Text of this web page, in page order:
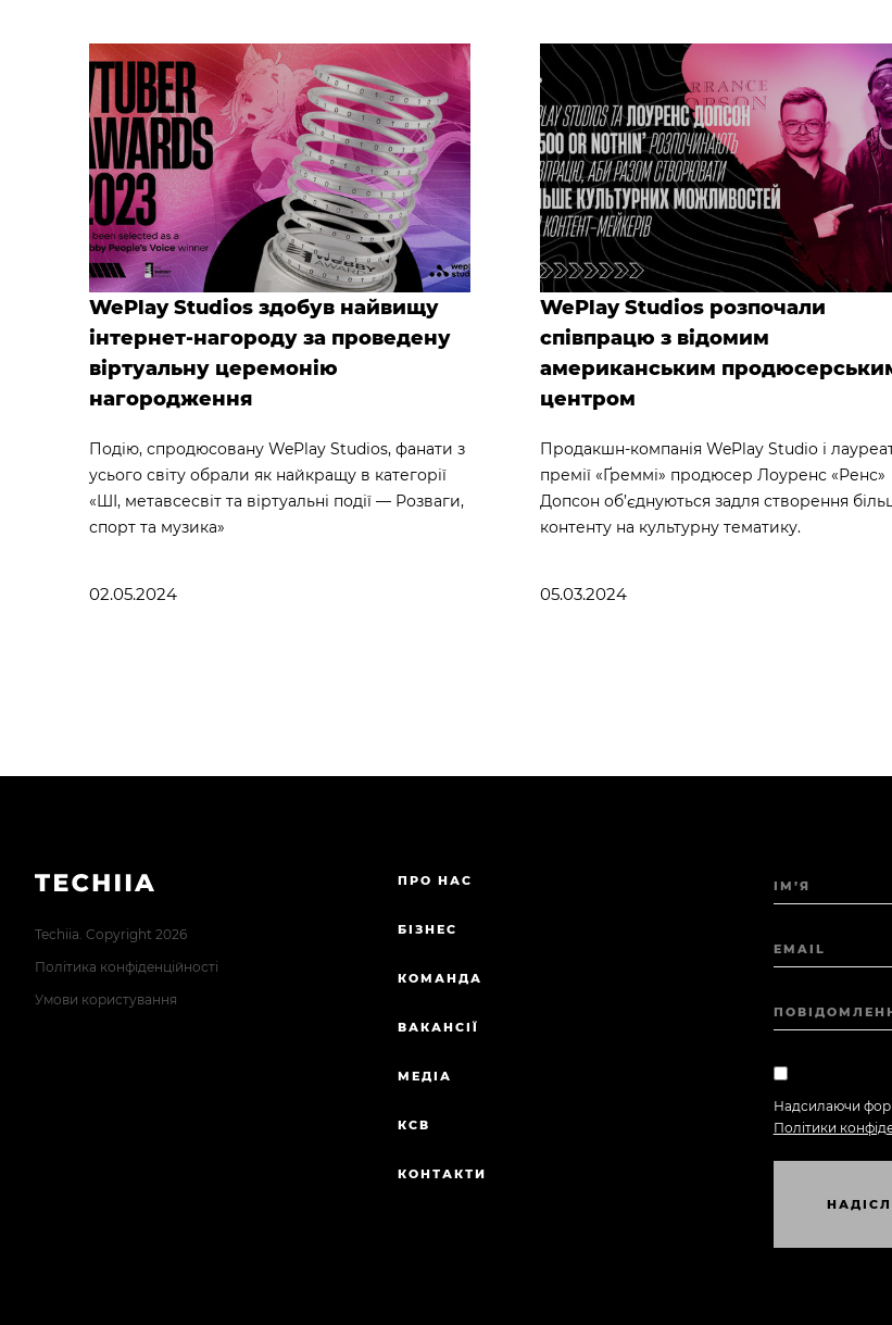
WePlay Studios здобув найвищу
інтернет-нагороду за проведену
віртуальну церемонію
нагородження
Подію, спродюсовану WePlay Studios, фанати з
усього світу обрали як найкращу в категорії
«ШІ, метавсесвіт та віртуальні події — Розваги,
спорт та музика»
02.05.2024
WePlay Studios розпочали
співпрацю з відомим
американським
центром
Продакшн-компанія WePlay Studio і
премії «Ґреммі» продюсер Лоуренс «Ренс»
Допсон об’єднуються задля створення
контенту на культурну тематику.
05.03.2024
Techiia. Copyright 2026
Політика конфіденційності
Умови користування
ПРО НАС
БІЗНЕС
КОМАНДА
ВАКАНСІЇ
МЕДІА
КСВ
КОНТАКТИ
ІМ’Я
EMAIL
Надсилаючи
Політики
НАДІСЛ